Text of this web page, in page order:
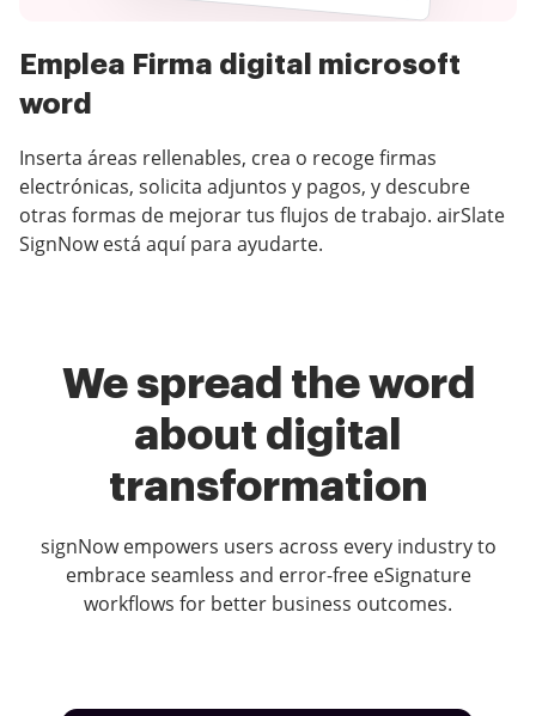
Emplea Firma digital microsoft
word
Inserta áreas rellenables, crea o recoge firmas
electrónicas, solicita adjuntos y pagos, y descubre
otras formas de mejorar tus flujos de trabajo. airSlate
SignNow está aquí para ayudarte.
We spread the word
about digital
transformation
signNow empowers users across every industry to
embrace seamless and error-free eSignature
workflows for better business outcomes.